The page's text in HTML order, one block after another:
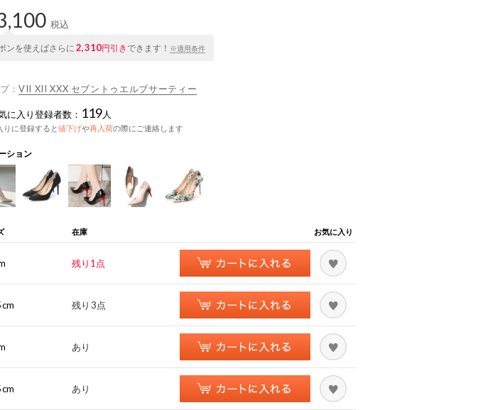
税込
ンを使えばさらに2,310円引きできます！ ※適用条件
： VII XII XXX セブントゥエルブサーティー
に入り登録者数： 119人
りに登録すると値下げや再入荷の際にご連絡します
ション
在庫 お気に入り
残り1点
残り3点
あり
あり